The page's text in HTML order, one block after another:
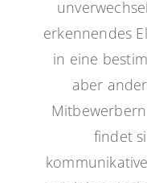
erkennendes
in eine
aber
findet